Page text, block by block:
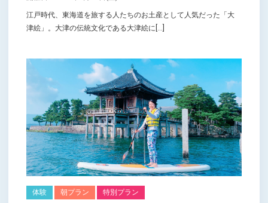
江戸時代、東海道を旅する人たちのお土産として人気だった「大
津絵」。大津の伝統文化である大津絵に[...]
体験 朝プラン 特別プラン